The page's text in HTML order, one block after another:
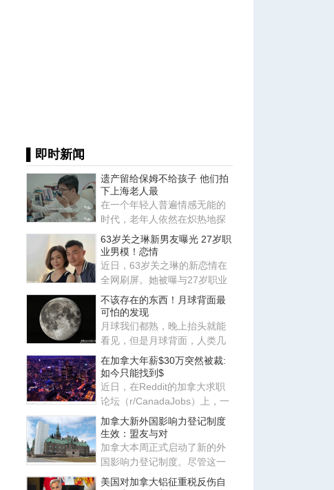
▌即时新闻
遗产留给保姆不给孩子 他们拍
下上海老人最
在一个年轻人普遍情感无能的
时代，老年人依然在炽热地探
索各种关系，他们鲜活的一面
也
63岁关之琳新男友曝光 27岁职
业男模！恋情
近日，63岁关之琳的新恋情在
全网刷屏。她被曝与27岁职业
男模Johan相恋，两人有着惊
人
不该存在的东西！月球背面最
可怕的发现
月球我们都熟，晚上抬头就能
看见，但是月球背面，人类几
千年来从来没见过，因为月球
被
在加拿大年薪$30万突然被裁:
如今只能找到$
近日，在Reddit的加拿大求职
论坛（r/CanadaJobs）上，一
篇关于薪资断崖式下跌的帖子
引
加拿大新外国影响力登记制度
生效：盟友与对
加拿大本周正式启动了新的外
国影响力登记制度。尽管这一
制度原本针对中国、俄罗斯等
美国对加拿大铝征重税反伤自